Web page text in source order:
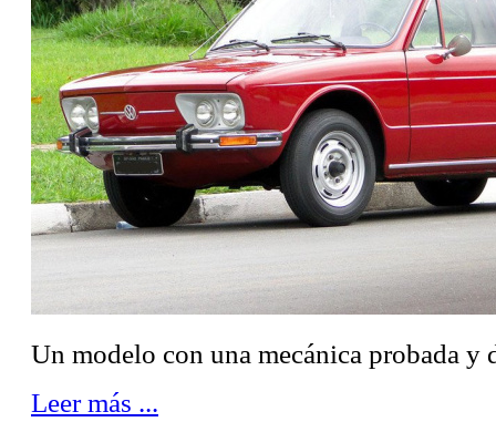
Un modelo con una mecánica probada y
Leer más ...